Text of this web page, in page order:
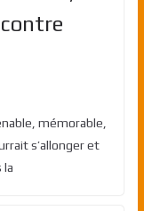
mémorable,
s’allonger et
la